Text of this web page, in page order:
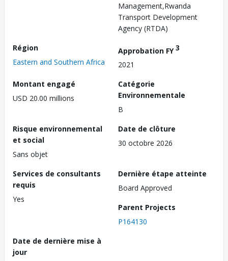
Management,Rwanda
Transport Development
Agency (RTDA)
Région
Eastern and Southern Africa
Approbation FY3
2021
Montant engagé
USD 20.00 millions
Catégorie
Environnementale
B
Risque environnemental
et social
Sans objet
Date de clôture
30 octobre 2026
Services de consultants
requis
Yes
Dernière étape atteinte
Board Approved
Parent Projects
P164130
Date de dernière mise à
jour